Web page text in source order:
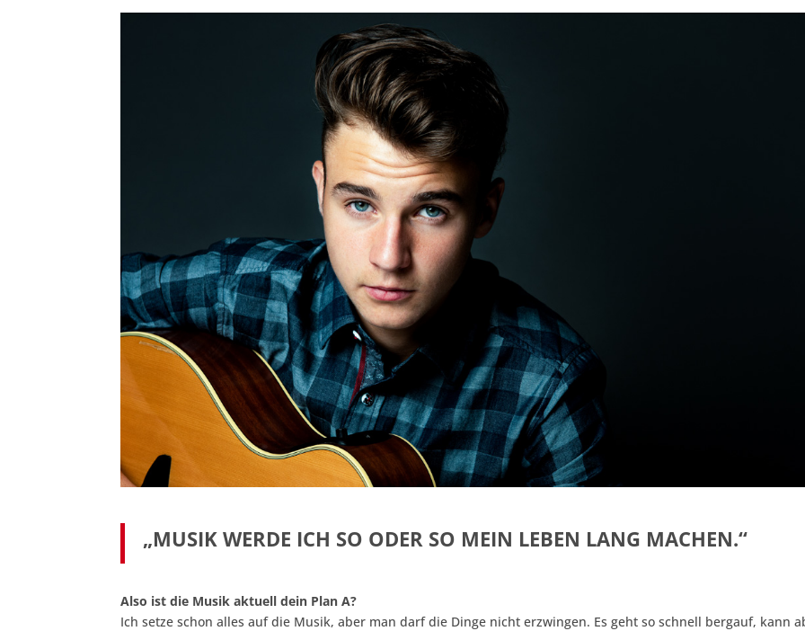
„MUSIK WERDE ICH SO ODER SO MEIN LEBEN LANG MACHEN.“
Also ist die Musik aktuell dein Plan A?
Ich setze schon alles auf die Musik, aber man darf die Dinge nicht erzwingen. Es geht so schnell bergauf, kann